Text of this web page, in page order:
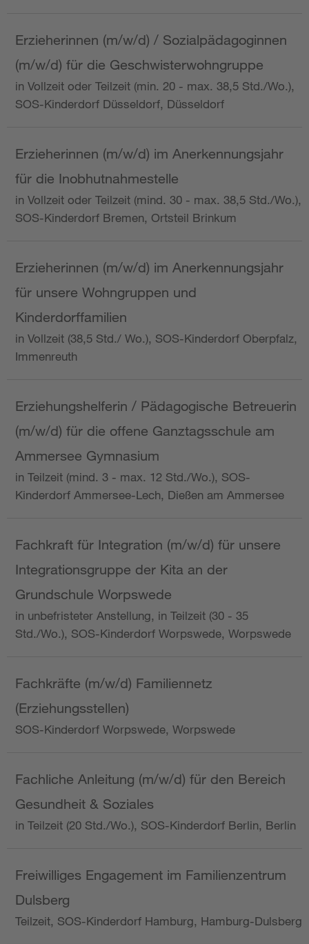
Erzieherinnen (m/w/d) / Sozialpädagoginnen
(m/w/d) für die Geschwisterwohngruppe
in Vollzeit oder Teilzeit (min. 20 - max. 38,5 Std./Wo.),
SOS-Kinderdorf Düsseldorf, Düsseldorf
Erzieherinnen (m/w/d) im Anerkennungsjahr
für die Inobhutnahmestelle
in Vollzeit oder Teilzeit (mind. 30 - max. 38,5 Std./Wo.),
SOS-Kinderdorf Bremen, Ortsteil Brinkum
Erzieherinnen (m/w/d) im Anerkennungsjahr
für unsere Wohngruppen und
Kinderdorffamilien
in Vollzeit (38,5 Std./ Wo.), SOS-Kinderdorf Oberpfalz,
Immenreuth
Erziehungshelferin / Pädagogische Betreuerin
(m/w/d) für die offene Ganztagsschule am
Ammersee Gymnasium
in Teilzeit (mind. 3 - max. 12 Std./Wo.), SOS-
Kinderdorf Ammersee-Lech, Dießen am Ammersee
Fachkraft für Integration (m/w/d) für unsere
Integrationsgruppe der Kita an der
Grundschule Worpswede
in unbefristeter Anstellung, in Teilzeit (30 - 35
Std./Wo.), SOS-Kinderdorf Worpswede, Worpswede
Fachkräfte (m/w/d) Familiennetz
(Erziehungsstellen)
SOS-Kinderdorf Worpswede, Worpswede
Fachliche Anleitung (m/w/d) für den Bereich
Gesundheit & Soziales
in Teilzeit (20 Std./Wo.), SOS-Kinderdorf Berlin, Berlin
Freiwilliges Engagement im Familienzentrum
Dulsberg
Teilzeit, SOS-Kinderdorf Hamburg, Hamburg-Dulsberg